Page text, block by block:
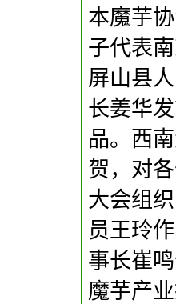
本魔芋
子代表
屏山县
长姜华
品。西
贺，对
大会组
员王玲
事长崔
魔芋产